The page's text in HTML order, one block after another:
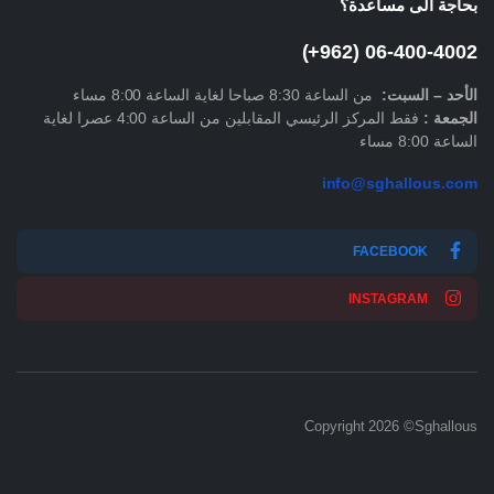
بحاجة الى مساعدة؟
06-400-4002 (962+)
الأحد – السبت: من الساعة 8:30 صباحا لغاية الساعة 8:00 مساء
الجمعة :
فقط المركز الرئيسي المقابلين من الساعة 4:00 عصرا لغاية
الساعة 8:00 مساء
info@sghallous.com
FACEBOOK
INSTAGRAM
Copyright 2026 ©Sghallous